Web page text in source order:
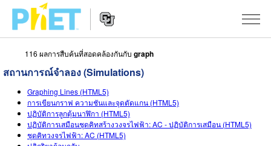
สืบค้น
ภายใน
เว็บไซต์
ของ
PhET
Navigation
สถานการณ์จำลอง
All Sims
ฟิสิกส์
STUDIO
About Studio
TEACHING
116 ผลการสืบค้นที่สอดคล้องกันกับ graph
สถานการณ์จำลอง (Simulations)
Graphing Lines (HTML5)
การเขียนกราฟ ความชันและจุดตัดแกน (HTML5)
ปฏิบัติการลูกตุ้มนาฬิกา (HTML5)
ปฏิบัติการเสมือนชุดคิทสร้างวงจรไฟฟ้า: AC - ปฏิบัติการเสมือน (HTML5)
ชุดคิทวงจรไฟฟ้า: AC (HTML5)